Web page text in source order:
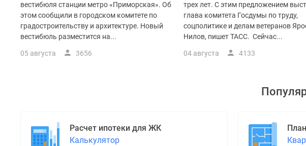
вестибюля станции метро «Приморская». Об
этом сообщили в городском комитете по
градостроительству и архитектуре. Новый
вестибюль разместится на...
05 августа 3656
трех лет. С этим предложением
глава комитета Госдумы по труду,
соцполитике и делам ветеранов
Нилов, пишет ТАСС. Сейчас...
04 августа 4133
Расчет ипотеки для ЖК
Калькулятор